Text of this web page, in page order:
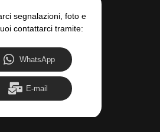
segnalazioni, foto e
contattarci tramite:
WhatsApp
E-mail